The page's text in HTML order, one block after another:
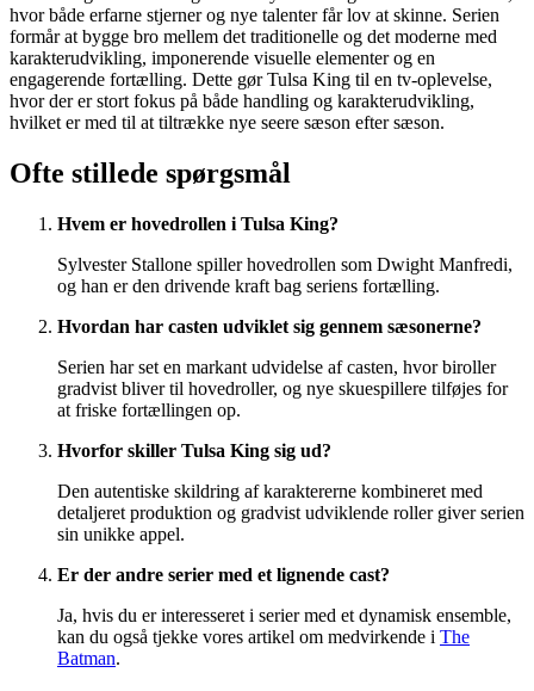
hvor både erfarne stjerner og nye talenter får lov at skinne. Serien
formår at bygge bro mellem det traditionelle og det moderne med
karakterudvikling, imponerende visuelle elementer og en
engagerende fortælling. Dette gør Tulsa King til en tv-oplevelse,
hvor der er stort fokus på både handling og karakterudvikling,
hvilket er med til at tiltrække nye seere sæson efter sæson.
Ofte stillede spørgsmål
Hvem er hovedrollen i Tulsa King?
Sylvester Stallone spiller hovedrollen som Dwight Manfredi,
og han er den drivende kraft bag seriens fortælling.
Hvordan har casten udviklet sig gennem sæsonerne?
Serien har set en markant udvidelse af casten, hvor biroller
gradvist bliver til hovedroller, og nye skuespillere tilføjes for
at friske fortællingen op.
Hvorfor skiller Tulsa King sig ud?
Den autentiske skildring af karaktererne kombineret med
detaljeret produktion og gradvist udviklende roller giver serien
sin unikke appel.
Er der andre serier med et lignende cast?
Ja, hvis du er interesseret i serier med et dynamisk ensemble,
kan du også tjekke vores artikel om medvirkende i The
Batman.